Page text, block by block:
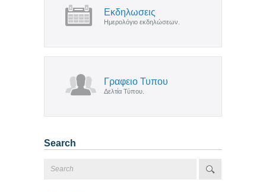
Εκδηλωσεις
Ημερολόγιο εκδηλώσεων.
Γραφειο Τυπου
Δελτία Τύπου.
Search